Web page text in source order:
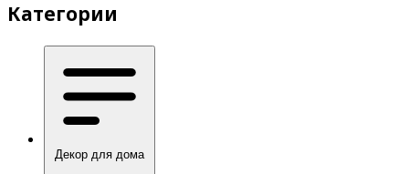
Категории
Декор для дома